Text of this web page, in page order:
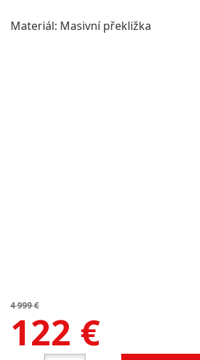
Materiál: Masivní překližka
4 999€
122 €